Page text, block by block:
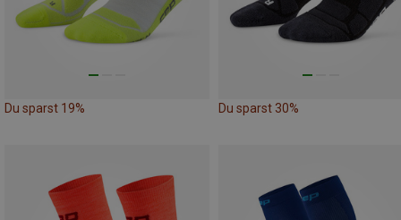
Du sparst 19% Du sparst 30%